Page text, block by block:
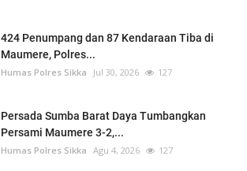
424 Penumpang dan 87 Kendaraan Tiba di
Maumere, Polres...
Humas Polres Sikka Jul 30, 2026 127
Persada Sumba Barat Daya Tumbangkan
Persami Maumere 3-2,...
Humas Polres Sikka Agu 4, 2026 127